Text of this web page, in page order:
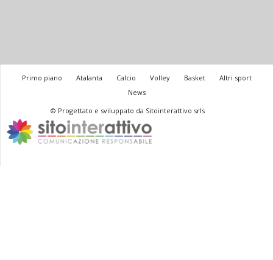
Primo piano Atalanta Calcio Volley Basket
Altri sport
News
© Progettato e sviluppato da Sitointerattivo srls